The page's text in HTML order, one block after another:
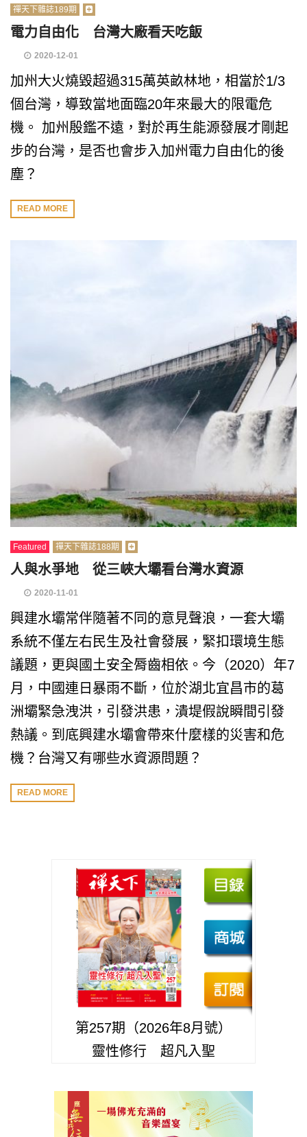
禪天下雜誌189期
電力自由化 台灣大廠看天吃飯
2020-12-01
加州大火燒毀超過315萬英畝林地，相當於1/3
個台灣，導致當地面臨20年來最大的限電危
機。 加州殷鑑不遠，對於再生能源發展才剛起
步的台灣，是否也會步入加州電力自由化的後
塵？
READ MORE
Featured 禪天下雜誌188期
人與水爭地 從三峽大壩看台灣水資源
2020-11-01
興建水壩常伴隨著不同的意見聲浪，一套大壩
系統不僅左右民生及社會發展，緊扣環境生態
議題，更與國土安全脣齒相依。今（2020）年7
月，中國連日暴雨不斷，位於湖北宜昌市的葛
洲壩緊急洩洪，引發洪患，潰堤假說瞬間引發
熱議。到底興建水壩會帶來什麼樣的災害和危
機？台灣又有哪些水資源問題？
READ MORE
第257期（2026年8月號）
靈性修行 超凡入聖